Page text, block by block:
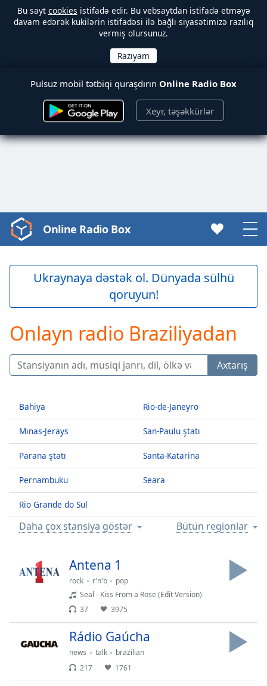
Bu sayt cookies istifadə edir. Bu vebsaytdan istifadə etməyə
davam edərək kukilərin istifadəsi ilə bağlı siyasətimizə razılıq
vermiş olursunuz.
Pulsuz mobil tətbiqi quraşdırın Online Radio Box
Xeyr, təşəkkürlər
Video
Player
loading.
Play
Backward
Forward
Mute
Duration-:-
Loaded:
0.00%
Stream
currently
behind
LIVE
Remaining
Descriptions
Online Radio Box
Ukraynaya dəstək ol. Dünyada sülhü
qoruyun!
Onlayn radio Braziliyadan
Axtarış
Bahiya
Minas-Jerays
Parana ştatı
Pernambuku
Rio Grande do Sul
Rio-de-Janeyro
San-Paulu ştatı
Santa-Katarina
Seara
Daha çox stansiya göstər Bütün regionlar
Antena 1
rock r'n'b
pop
Seal - Kiss From a Rose (Edit Version)
37
3975
Rádio Gaúcha
news talk
brazilian
217
1761